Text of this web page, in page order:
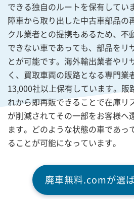
できる独自のルートを保有してい
障車から取り出した中古車部品の
クル業者との提携もあるため、不
できない車であっても、部品をリ
とが可能です。海外輸出業者やリ
く、買取車両の販路となる専門業
13,000社以上保有しています。販
れから即再販できることで在庫リ
が削減されてその一部をお客様へ
ます。どのような状態の車であっ
ることが可能になっています。
廃車無料.comが選